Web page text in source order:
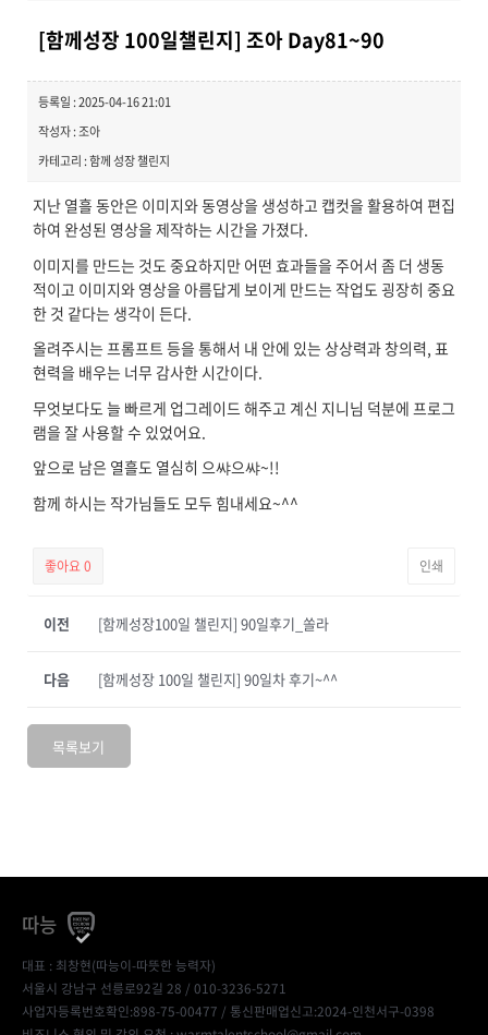
[함께성장 100일챌린지] 조아 Day81~90
등록일 : 2025-04-16 21:01
작성자 : 조아
카테고리 : 함께 성장 챌린지
지난 열흘 동안은 이미지와 동영상을 생성하고 캡컷을 활용하여 편집
하여 완성된 영상을 제작하는 시간을 가졌다.
이미지를 만드는 것도 중요하지만 어떤 효과들을 주어서 좀 더 생동
적이고 이미지와 영상을 아름답게 보이게 만드는 작업도 굉장히 중요
한 것 같다는 생각이 든다.
올려주시는 프롬프트 등을 통해서 내 안에 있는 상상력과 창의력, 표
현력을 배우는 너무 감사한 시간이다.
무엇보다도 늘 빠르게 업그레이드 해주고 계신 지니님 덕분에 프로그
램을 잘 사용할 수 있었어요.
앞으로 남은 열흘도 열심히 으쌰으쌰~!!
함께 하시는 작가님들도 모두 힘내세요~^^
좋아요0 인쇄
이전 [함께성장100일 챌린지] 90일후기_쏠라
[함께성장 100일 챌린지] 90일차 후기~^^
다음
목록보기
따능
대표 : 최창현(따능이-따뜻한 능력자)
서울시 강남구 선릉로92길 28 / 010-3236-5271
사업자등록번호확인:898-75-00477 / 통신판매업신고:2024-인천서구-0398